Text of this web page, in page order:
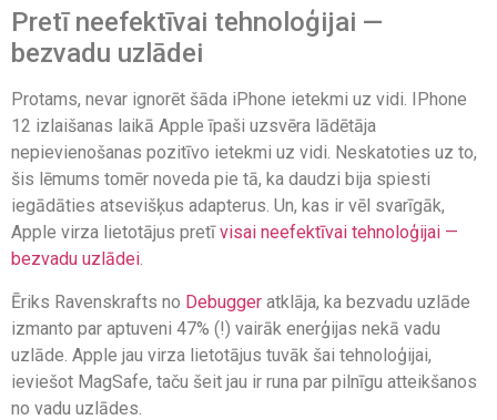
Pretī neefektīvai tehnoloģijai —
bezvadu uzlādei
Protams, nevar ignorēt šāda iPhone ietekmi uz vidi. IPhone
12 izlaišanas laikā Apple īpaši uzsvēra lādētāja
nepievienošanas pozitīvo ietekmi uz vidi. Neskatoties uz to,
šis lēmums tomēr noveda pie tā, ka daudzi bija spiesti
iegādāties atsevišķus adapterus. Un, kas ir vēl svarīgāk,
Apple virza lietotājus pretīvisai neefektīvai tehnoloģijai —
bezvadu uzlādei.
Ēriks Ravenskrafts no Debugger atklāja, ka bezvadu uzlāde
izmanto par aptuveni 47% (!) vairāk enerģijas nekā vadu
uzlāde. Apple jau virza lietotājus tuvāk šai tehnoloģijai,
ieviešot MagSafe, taču šeit jau ir runa par pilnīgu atteikšanos
no vadu uzlādes.